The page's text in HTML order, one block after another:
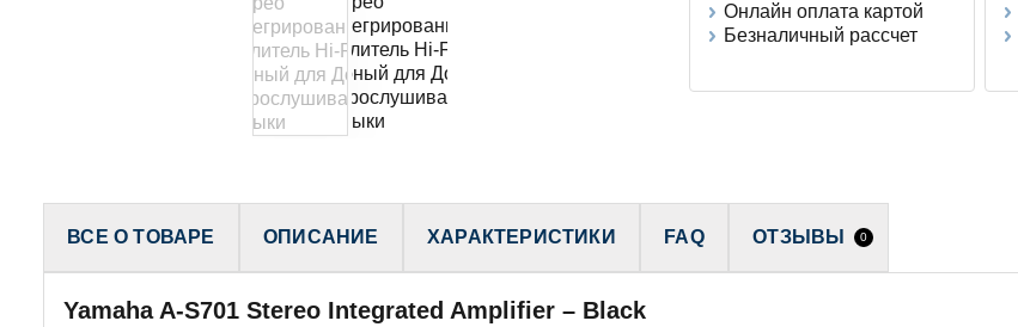
Онлайн оплата картой
Безналичный рассчет
ВСЕ О ТОВАРЕ ОПИСАНИЕ ХАРАКТЕРИСТИКИ FAQ ОТЗЫВЫ 0
Yamaha A-S701 Stereo Integrated Amplifier – Black